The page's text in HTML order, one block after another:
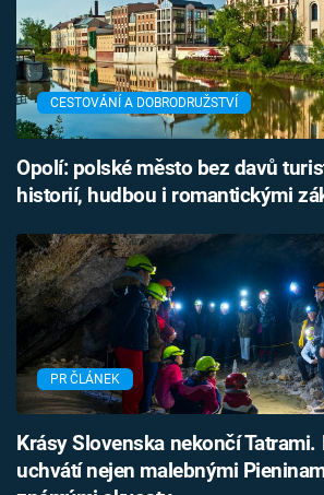
CESTOVÁNÍ A DOBRODRUŽSTVÍ
Opolí: polské město bez davů
historií, hudbou i romantickými
PR ČLÁNEK
Krásy Slovenska nekončí
uchvátí nejen malebnými